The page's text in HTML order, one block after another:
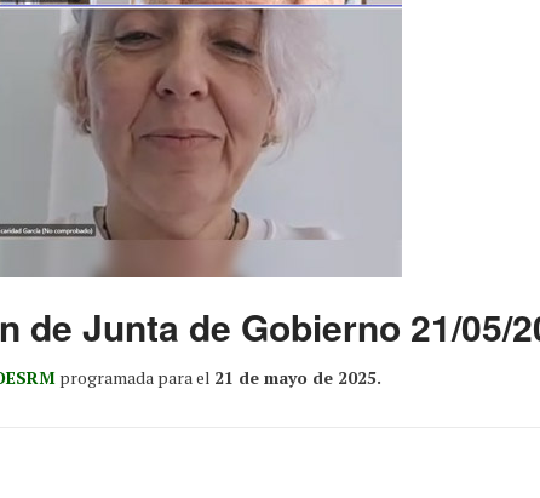
de Junta de Gobierno 21/05/
programada para el 21 de mayo de 2025.